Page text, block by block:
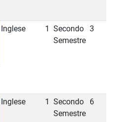
Inglese 1
Secondo
Semestre
3
Inglese 1
Secondo
Semestre
6